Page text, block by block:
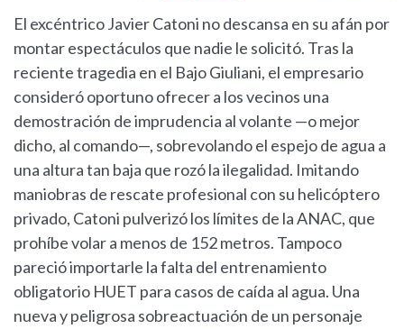
El excéntrico Javier Catoni no descansa en su afán por
montar espectáculos que nadie le solicitó. Tras la
reciente tragedia en el Bajo Giuliani, el empresario
consideró oportuno ofrecer a los vecinos una
demostración de imprudencia al volante —o mejor
dicho, al comando—, sobrevolando el espejo de agua a
una altura tan baja que rozó la ilegalidad. Imitando
maniobras de rescate profesional con su helicóptero
privado, Catoni pulverizó los límites de la ANAC, que
prohíbe volar a menos de 152 metros. Tampoco
pareció importarle la falta del entrenamiento
obligatorio HUET para casos de caída al agua. Una
nueva y peligrosa sobreactuación de un personaje